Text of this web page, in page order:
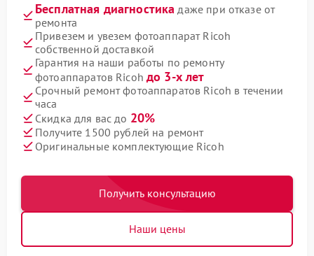
Бесплатная диагностика даже при отказе от
ремонта
Привезем и увезем фотоаппарат Ricoh
собственной доставкой
Гарантия на наши работы по ремонту
фотоаппаратов Ricohдо 3-х лет
Срочный ремонт фотоаппаратов Ricoh в течении
часа
Скидка для вас до 20%
Получите 1500 рублей на ремонт
Оригинальные комплектующие Ricoh
Получить консультацию
Наши цены